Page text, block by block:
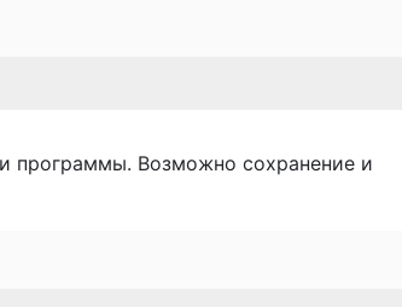
программы. Возможно сохранение и